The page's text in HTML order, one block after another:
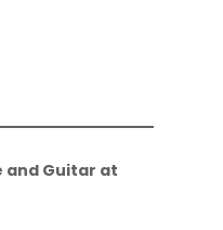
and Guitar at